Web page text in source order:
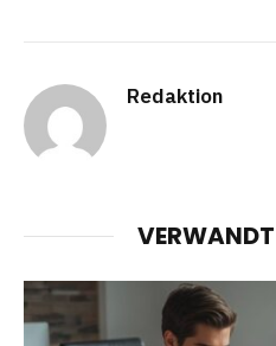
Redaktion
VERWANDT